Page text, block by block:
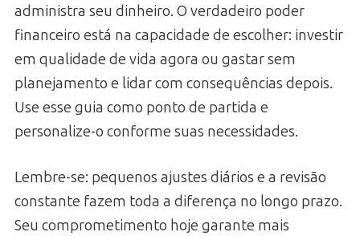
administra seu dinheiro. O verdadeiro poder
financeiro está na capacidade de escolher: investir
em qualidade de vida agora ou gastar sem
planejamento e lidar com consequências depois.
Use esse guia como ponto de partida e
personalize-o conforme suas necessidades.
Lembre-se: pequenos ajustes diários e a revisão
constante fazem toda a diferença no longo prazo.
Seu comprometimento hoje garante mais